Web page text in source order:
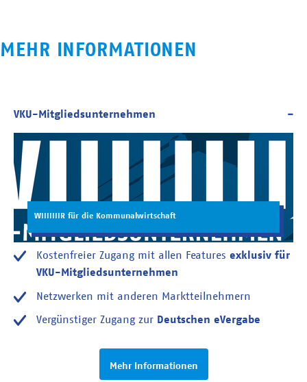
MEHR INFORMATIONEN
WIIIIIIIR für die Kommunalwirtschaft
Kostenfreier Zugang mit allen Features exklusiv für
VKU-Mitgliedsunternehmen
Netzwerken mit anderen Marktteilnehmern
Vergünstiger Zugang zur Deutschen eVergabe
Mehr Informationen